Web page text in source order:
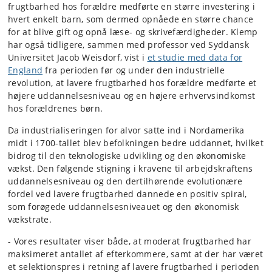
frugtbarhed hos forældre medførte en større investering i
hvert enkelt barn, som dermed opnåede en større chance
for at blive gift og opnå læse- og skrivefærdigheder. Klemp
har også tidligere, sammen med professor ved Syddansk
Universitet Jacob Weisdorf, vist i et studie med data for
England fra perioden før og under den industrielle
revolution, at lavere frugtbarhed hos forældre medførte et
højere uddannelsesniveau og en højere erhvervsindkomst
hos forældrenes børn.
Da industrialiseringen for alvor satte ind i Nordamerika
midt i 1700-tallet blev befolkningen bedre uddannet, hvilket
bidrog til den teknologiske udvikling og den økonomiske
vækst. Den følgende stigning i kravene til arbejdskraftens
uddannelsesniveau og den dertilhørende evolutionære
fordel ved lavere frugtbarhed dannede en positiv spiral,
som forøgede uddannelsesniveauet og den økonomisk
vækstrate.
- Vores resultater viser både, at moderat frugtbarhed har
maksimeret antallet af efterkommere, samt at der har været
et selektionspres i retning af lavere frugtbarhed i perioden